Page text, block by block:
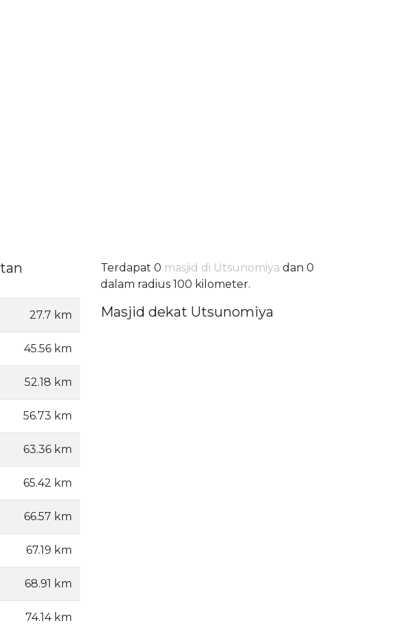
27.7 km
45.56 km
52.18 km
56.73 km
63.36 km
65.42 km
66.57 km
67.19 km
68.91 km
74.14 km
Terdapat 0 masjid di Utsunomiya dan 0
dalam radius 100 kilometer.
Masjid dekat Utsunomiya